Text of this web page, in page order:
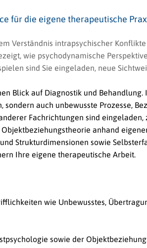
für die eigene therapeutische
Verständnis intrapsychischer
wie psychodynamische
sind Sie eingeladen, neue
Blick auf Diagnostik und
auch unbewusste Prozesse,
Fachrichtungen sind
anhand
Strukturdimensionen sowie
Ihre eigene therapeutische Arbeit.
wie Unbewusstes,
sowie der